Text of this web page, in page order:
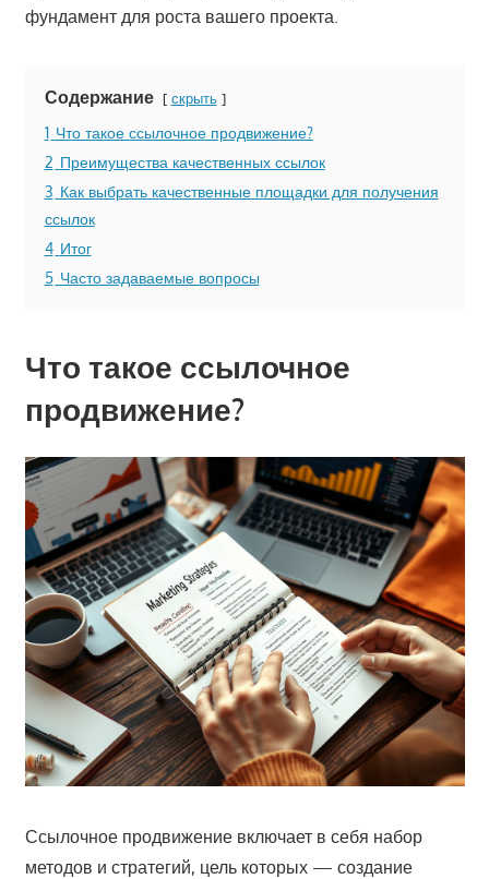
фундамент для роста вашего проекта.
Содержание скрыть
1 Что такое ссылочное продвижение?
2 Преимущества качественных ссылок
3 Как выбрать качественные площадки для получения
ссылок
4 Итог
5 Часто задаваемые вопросы
Что такое ссылочное
продвижение?
Ссылочное продвижение включает в себя набор
методов и стратегий, цель которых — создание